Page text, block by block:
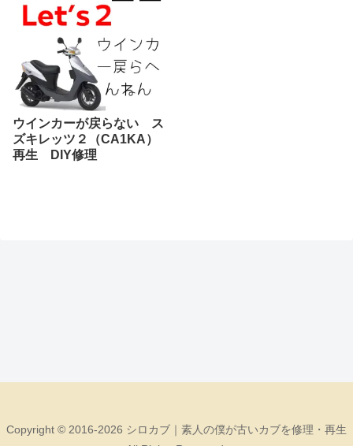
ウインカーが戻らない ス
ズキレッツ２（CA1KA）
再生 DIY修理
Copyright © 2016-2026 シロカブ｜素人の僕が古いカブを修理・再生